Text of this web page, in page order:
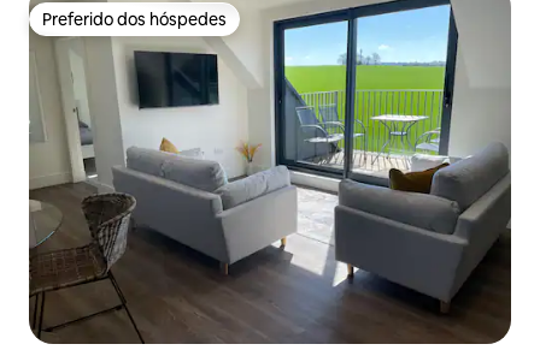
Preferido dos hóspedes
Preferido dos hóspedes